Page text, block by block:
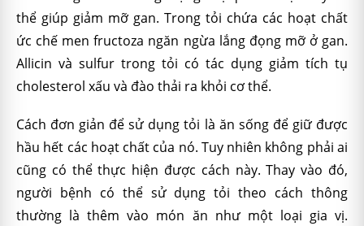
thể giúp giảm mỡ gan. Trong tỏi chứa các hoạt chất
ức chế men fructoza ngăn ngừa lắng đọng mỡ ở gan.
Allicin và sulfur trong tỏi có tác dụng giảm tích tụ
cholesterol xấu và đào thải ra khỏi cơ thể.
Cách đơn giản để sử dụng tỏi là ăn sống để giữ được
hầu hết các hoạt chất của nó. Tuy nhiên không phải ai
cũng có thể thực hiện được cách này. Thay vào đó,
người bệnh có thể sử dụng tỏi theo cách thông
thường là thêm vào món ăn như một loại gia vị.